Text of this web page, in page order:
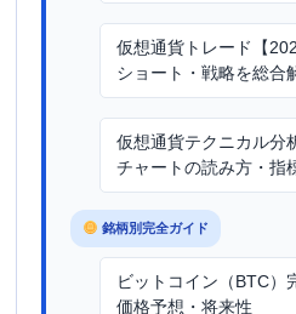
仮想通貨トレード【
ショート・戦略を総合
仮想通貨テクニカル分
チャートの読み方・指
銘柄別完全ガイド
ビットコイン（BTC）
価格予想・将来性